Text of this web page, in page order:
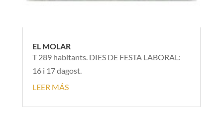
EL MOLAR
T 289 habitants. DIES DE FESTA LABORAL:
16 i 17 dagost.
LEER MÁS